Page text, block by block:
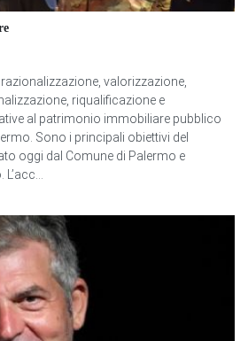
valorizzazione,
riqualificazione e
al patrimonio immobiliare pubblico
Sono i principali obiettivi del
oggi dal Comune di Palermo e